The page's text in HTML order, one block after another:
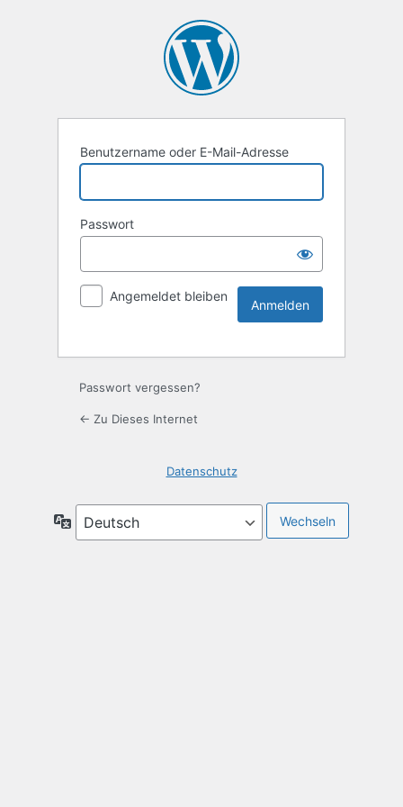
Benutzername oder E-Mail-Adresse
Passwort
Angemeldet bleiben
Passwort vergessen?
← Zu Dieses Internet
Datenschutz
Sprache